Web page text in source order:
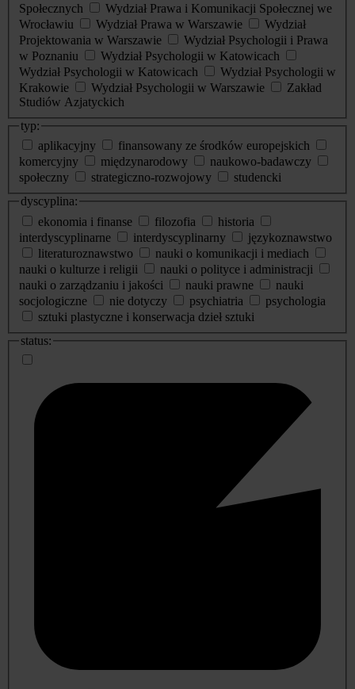
Społecznych
Wydział Prawa i Komunikacji Społecznej we
Wrocławiu
Wydział Prawa w Warszawie
Wydział
Projektowania w Warszawie
Wydział Psychologii i Prawa
w Poznaniu
Wydział Psychologii w Katowicach
Wydział Psychologii w Katowicach
Wydział Psychologii w
Krakowie
Wydział Psychologii w Warszawie
Zakład
Studiów Azjatyckich
typ:
aplikacyjny
finansowany ze środków europejskich
komercyjny
międzynarodowy
naukowo-badawczy
społeczny
strategiczno-rozwojowy
studencki
dyscyplina:
ekonomia i finanse
filozofia
historia
interdyscyplinarne
interdyscyplinarny
językoznawstwo
literaturoznawstwo
nauki o komunikacji i mediach
nauki o kulturze i religii
nauki o polityce i administracji
nauki o zarządzaniu i jakości
nauki prawne
nauki
socjologiczne
nie dotyczy psychiatria
psychologia
sztuki plastyczne i konserwacja dzieł sztuki
status: